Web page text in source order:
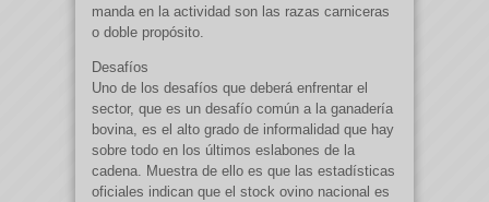
manda en la actividad son las razas carniceras
o doble propósito.
Desafíos
Uno de los desafíos que deberá enfrentar el
sector, que es un desafío común a la ganadería
bovina, es el alto grado de informalidad que hay
sobre todo en los últimos eslabones de la
cadena. Muestra de ello es que las estadísticas
oficiales indican que el stock ovino nacional es